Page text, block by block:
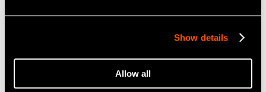
Show details
Allow all
Ti-Max S970/AS2000